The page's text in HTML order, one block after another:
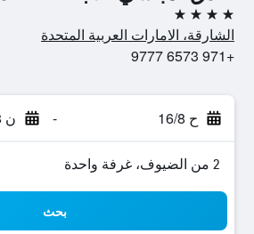
4 نجوم
الشارقة، الامارات العربية المتحدة
+971 6573 9777
ح 16/8 - ن 17/8
2 من الضيوف، غرفة واحدة
بحث